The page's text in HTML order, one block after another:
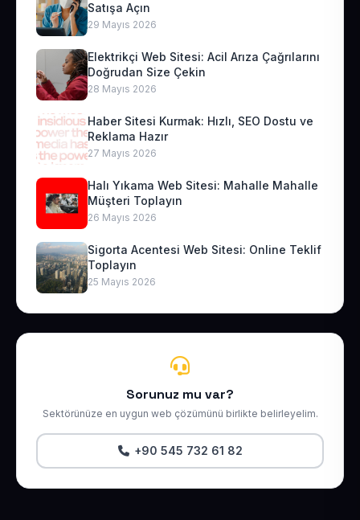
Satışa Açın
29 Mayıs 2026
Elektrikçi Web Sitesi: Acil Arıza Çağrılarını
Doğrudan Size Çekin
28 Mayıs 2026
Haber Sitesi Kurmak: Hızlı, SEO Dostu ve
Reklama Hazır
27 Mayıs 2026
Halı Yıkama Web Sitesi: Mahalle Mahalle
Müşteri Toplayın
26 Mayıs 2026
Sigorta Acentesi Web Sitesi: Online Teklif
Toplayın
25 Mayıs 2026
Sorunuz mu var?
Sektörünüze en uygun web çözümünü birlikte belirleyelim.
+90 545 732 61 82